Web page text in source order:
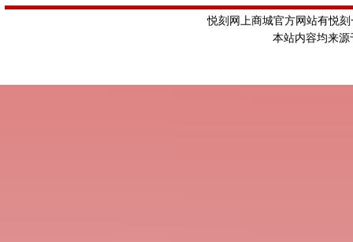
悦刻网上商城官方网站有悦
本站内容均来